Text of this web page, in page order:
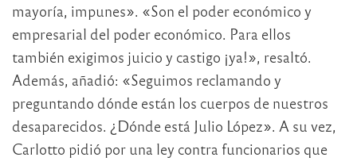
mayoría, impunes». «Son el poder económico y
empresarial del poder económico. Para ellos
también exigimos juicio y castigo ¡ya!», resaltó.
Además, añadió: «Seguimos reclamando y
preguntando dónde están los cuerpos de nuestros
desaparecidos. ¿Dónde está Julio López». A su vez,
Carlotto pidió por una ley contra funcionarios que